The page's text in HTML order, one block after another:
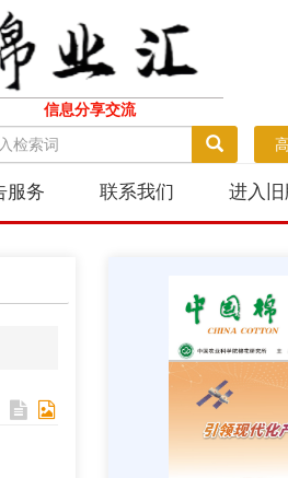
信息分享交流
服务 联系我们 进入旧